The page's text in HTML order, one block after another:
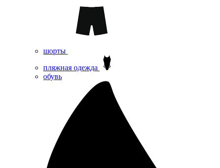
шорты
пляжная одежда
oбувь